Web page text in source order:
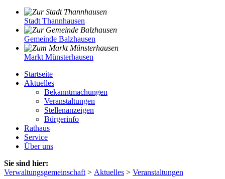
Stadt Thannhausen
Gemeinde Balzhausen
Markt Münsterhausen
Startseite
Aktuelles
Bekanntmachungen
Veranstaltungen
Stellenanzeigen
Bürgerinfo
Rathaus
Service
Über uns
Sie sind hier:
Verwaltungsgemeinschaft > Aktuelles > Veranstaltungen